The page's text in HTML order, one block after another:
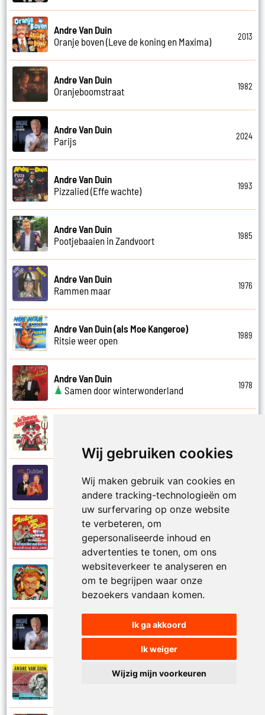
Wij gebruiken cookies
Wij maken gebruik van cookies en
andere tracking-technologieën om
uw surfervaring op onze website
te verbeteren, om
gepersonaliseerde inhoud en
advertenties te tonen, om ons
websiteverkeer te analyseren en
om te begrijpen waar onze
bezoekers vandaan komen.
Ik ga akkoord
Ik weiger
Wijzig mijn voorkeuren
Andre Van Duin
Oranje boven (Leve de koning en Maxima)
2013
Andre Van Duin
Oranjeboomstraat
1982
Andre Van Duin
Parijs
2024
Andre Van Duin
Pizzalied (Effe wachte)
1993
Andre Van Duin
Pootjebaaien in Zandvoort
1985
Andre Van Duin
Rammen maar
1976
Andre Van Duin (als Moe Kangeroe)
Ritsie weer open
1989
Andre Van Duin
Samen door winterwonderland
1978
Andre Van Duin
Schijt maar in me pannetje
Andre Van Duin
Schrijf naar ome Joop
Andre Van Duin en Frans Van Dusschoten
Stil in de stad
2024